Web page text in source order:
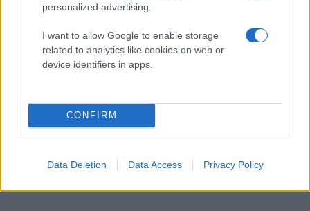
personalized advertising.
I want to allow Google to enable storage
related to analytics like cookies on web or
device identifiers in apps.
CONFIRM
Data Deletion Data Access Privacy Policy